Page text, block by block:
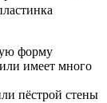
форму
имеет много
пёстрой стены